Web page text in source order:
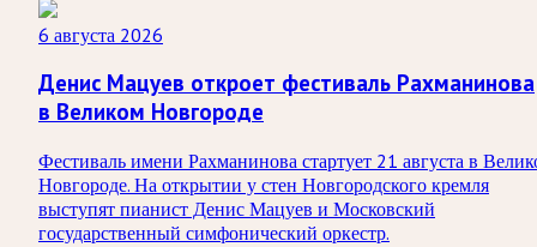
6 августа 2026
Денис Мацуев откроет фестиваль Рахманинова
в Великом Новгороде
Фестиваль имени Рахманинова стартует 21 августа в
Новгороде. На открытии у стен Новгородского кремля
выступят пианист Денис Мацуев и Московский
государственный симфонический оркестр.